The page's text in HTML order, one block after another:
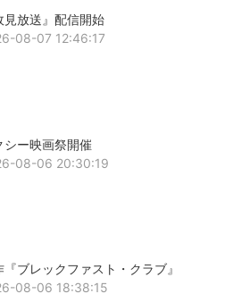
見放送』配信開始
08-07 12:46:17
シー映画祭開催
08-06 20:30:19
『ブレックファスト・クラブ』
08-06 18:38:15